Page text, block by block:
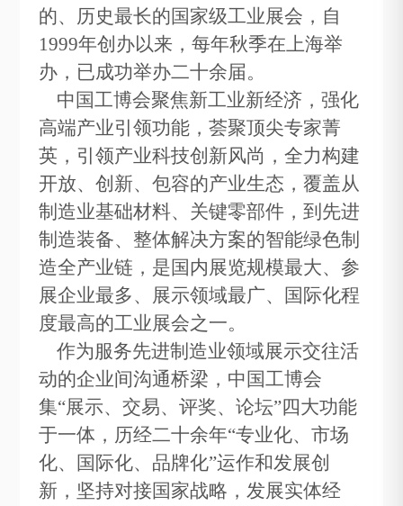
的、历史最长的国家级工业展会，自
1999年创办以来，每年秋季在上海举
办，已成功举办二十余届。
中国工博会聚焦新工业新经济，强化
高端产业引领功能，荟聚顶尖专家菁
英，引领产业科技创新风尚，全力构建
开放、创新、包容的产业生态，覆盖从
制造业基础材料、关键零部件，到先进
制造装备、整体解决方案的智能绿色制
造全产业链，是国内展览规模最大、参
展企业最多、展示领域最广、国际化程
度最高的工业展会之一。
作为服务先进制造业领域展示交往活
动的企业间沟通桥梁，中国工博会
集“展示、交易、评奖、论坛”四大功能
于一体，历经二十余年“专业化、市场
化、国际化、品牌化”运作和发展创
新，坚持对接国家战略，发展实体经